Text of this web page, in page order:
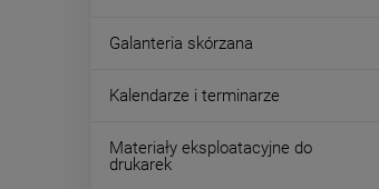
Galanteria skórzana
Kalendarze i terminarze
Materiały eksploatacyjne do
drukarek